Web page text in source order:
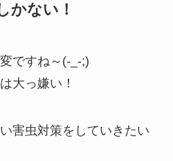
かない！
ですね～(-_-;)
大っ嫌い！
害虫対策をしていきたい